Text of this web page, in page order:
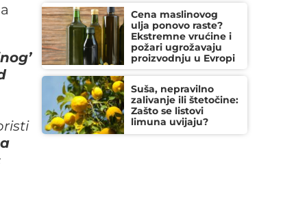
Cena maslinovog
ulja ponovo raste?
Ekstremne vrućine i
požari ugrožavaju
proizvodnju u Evropi
Suša, nepravilno
zalivanje ili štetočine:
Zašto se listovi
limuna uvijaju?